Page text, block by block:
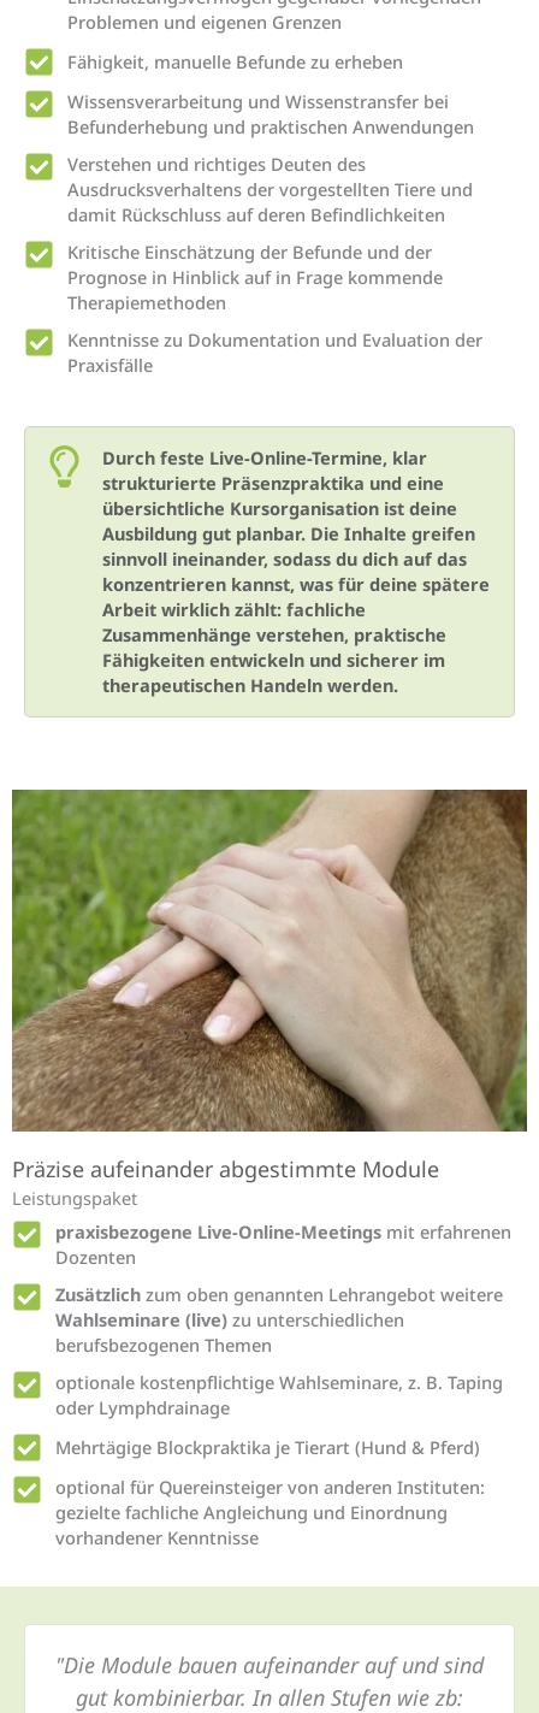
Problemen und eigenen Grenzen
Fähigkeit, manuelle Befunde zu erheben
Wissensverarbeitung und Wissenstransfer bei
Befunderhebung und praktischen Anwendungen
Verstehen und richtiges Deuten des
Ausdrucksverhaltens der vorgestellten Tiere und
damit Rückschluss auf deren Befindlichkeiten
Kritische Einschätzung der Befunde und der
Prognose in Hinblick auf in Frage kommende
Therapiemethoden
Kenntnisse zu Dokumentation und Evaluation der
Praxisfälle
Durch feste Live-Online-Termine, klar
strukturierte Präsenzpraktika und eine
übersichtliche Kursorganisation ist deine
Ausbildung gut planbar. Die Inhalte greifen
sinnvoll ineinander, sodass du dich auf das
konzentrieren kannst, was für deine spätere
Arbeit wirklich zählt: fachliche
Zusammenhänge verstehen, praktische
Fähigkeiten entwickeln und sicherer im
therapeutischen Handeln werden.
Präzise aufeinander abgestimmte Module
Leistungspaket
praxisbezogene Live-Online-Meetings mit erfahrenen
Dozenten
Zusätzlich zum oben genannten Lehrangebot weitere
Wahlseminare (live) zu unterschiedlichen
berufsbezogenen Themen
optionale kostenpflichtige Wahlseminare, z. B. Taping
oder Lymphdrainage
Mehrtägige Blockpraktika je Tierart (Hund & Pferd)
optional für Quereinsteiger von anderen Instituten:
gezielte fachliche Angleichung und Einordnung
vorhandener Kenntnisse
"Die Module bauen aufeinander auf und sind
gut kombinierbar. In allen Stufen wie zb: